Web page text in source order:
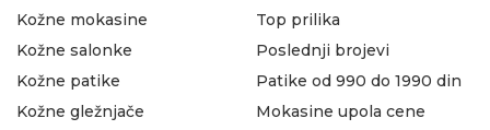
Kožne mokasine
Kožne salonke
Kožne patike
Kožne gležnjače
Top prilika
Poslednji brojevi
Patike od 990 do 1990 din
Mokasine upola cene